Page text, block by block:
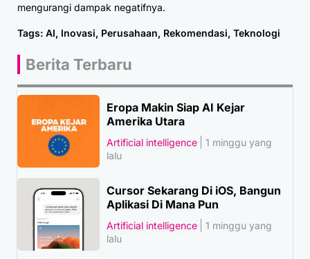
mengurangi dampak negatifnya.
Tags: AI, Inovasi, Perusahaan, Rekomendasi, Teknologi
Berita Terbaru
Eropa Makin Siap AI Kejar
Amerika Utara
Artificial intelligence
1 minggu yang
lalu
Cursor Sekarang Di iOS, Bangun
Aplikasi Di Mana Pun
Artificial intelligence
1 minggu yang
lalu